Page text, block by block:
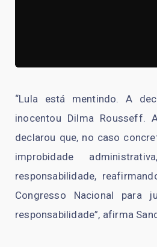
“Lula está mentindo. A
inocentou Dilma Rousseff.
declarou que, no caso
improbidade
responsabilidade,
Congresso Nacional para
responsabilidade”, afirma